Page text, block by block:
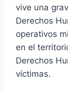
vive una
Derechos
operativos
en el
Derechos
víctimas.